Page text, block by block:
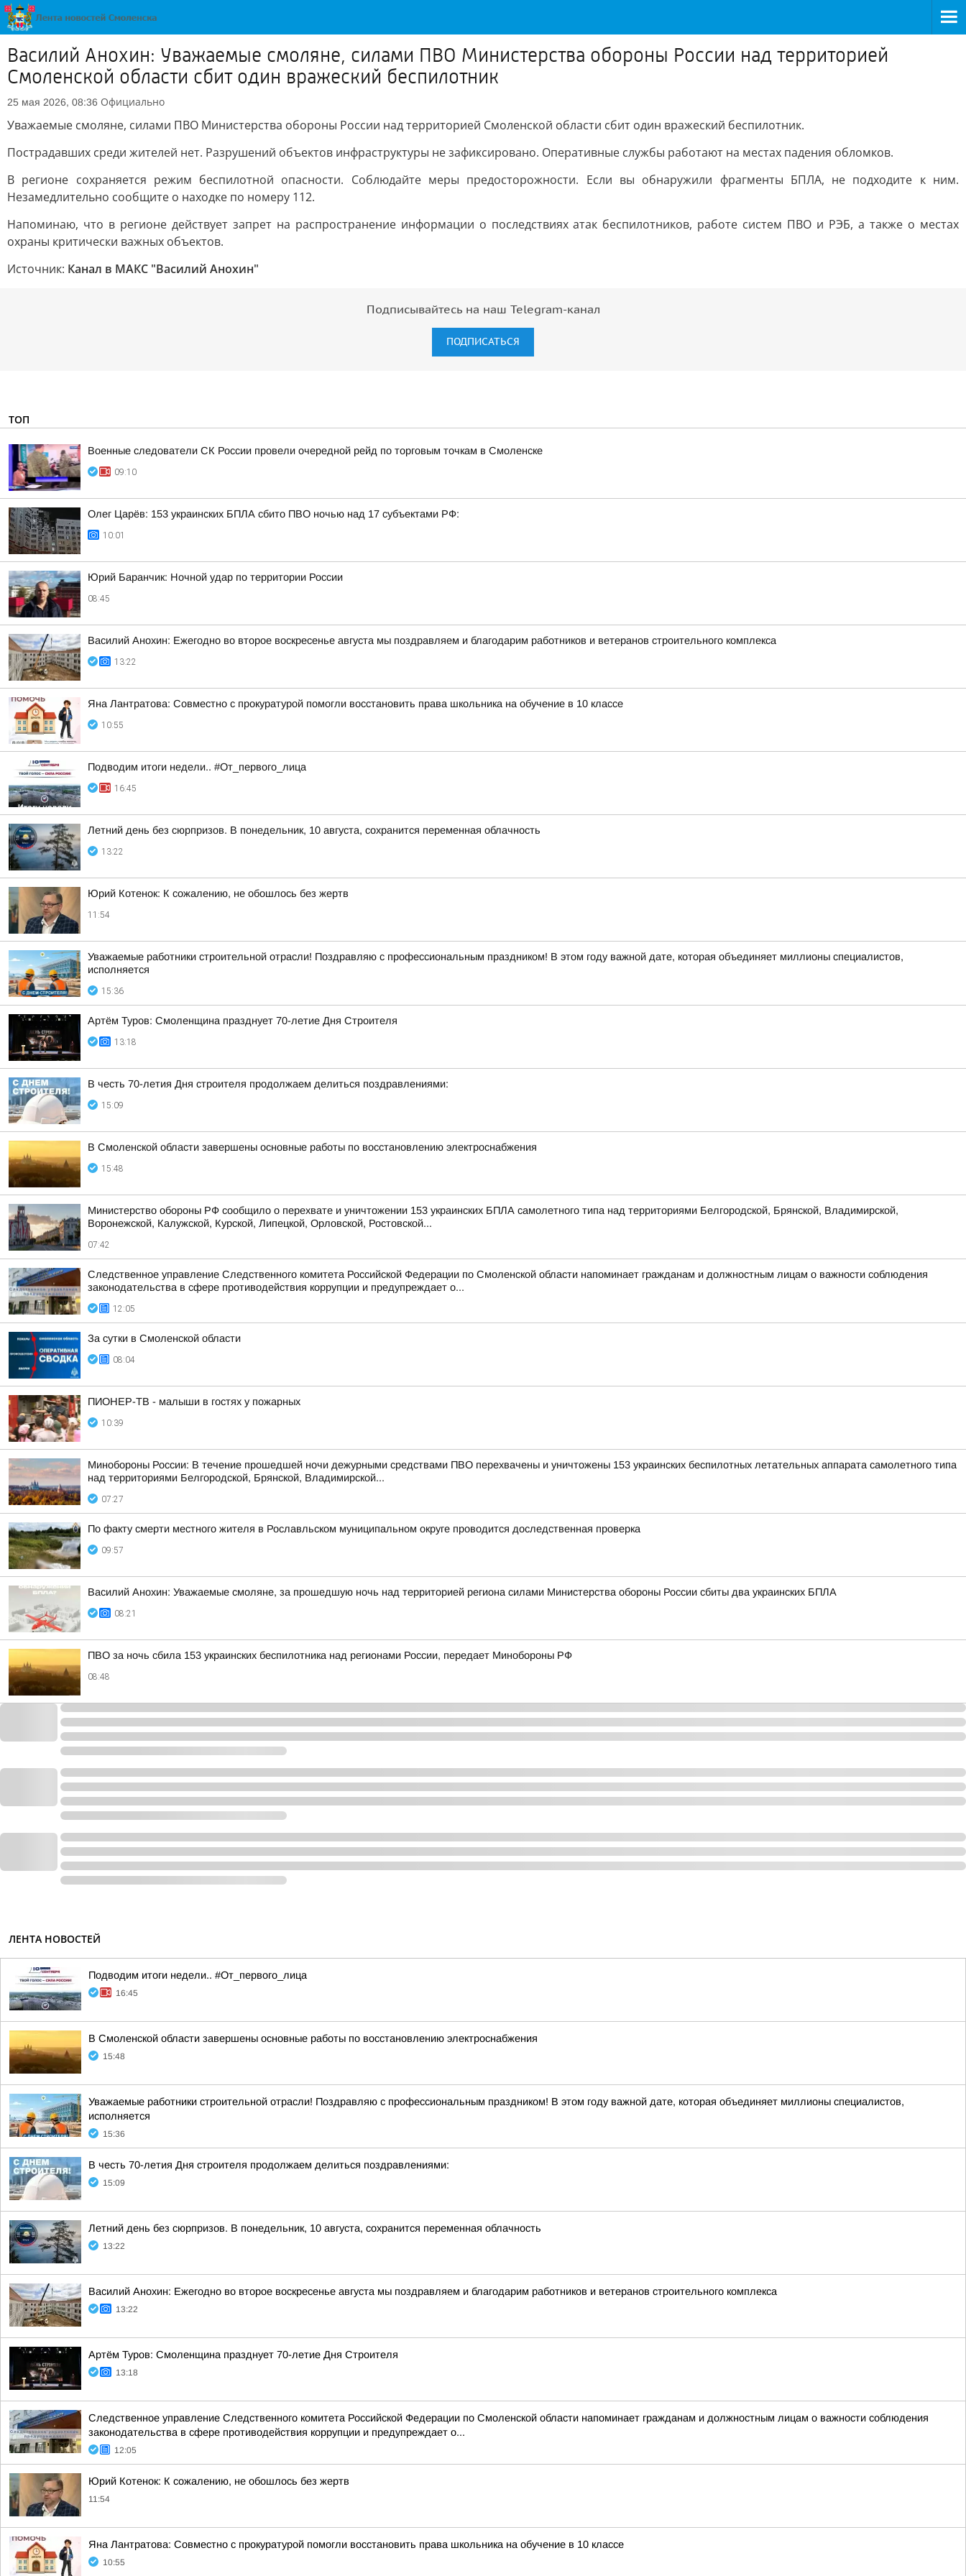
Василий Анохин: Уважаемые смоляне, силами ПВО Министерства обороны России над территорией
Смоленской области сбит один вражеский беспилотник
25 мая 2026, 08:36 Официально
Уважаемые смоляне, силами ПВО Министерства обороны России над территорией Смоленской области сбит один вражеский беспилотник.
Пострадавших среди жителей нет. Разрушений объектов инфраструктуры не зафиксировано. Оперативные службы работают на местах падения обломков.
В регионе сохраняется режим беспилотной опасности. Соблюдайте меры предосторожности. Если вы обнаружили фрагменты БПЛА, не подходите к ним.
Незамедлительно сообщите о находке по номеру 112.
Напоминаю, что в регионе действует запрет на распространение информации о последствиях атак беспилотников, работе систем ПВО и РЭБ, а также о местах
охраны критически важных объектов.
Источник: Канал в МАКС "Василий Анохин"
Подписывайтесь на наш Telegram-канал
ПОДПИСАТЬСЯ
ТОП
Военные следователи СК России провели очередной рейд по торговым точкам в Смоленске
09:10
Олег Царёв: 153 украинских БПЛА сбито ПВО ночью над 17 субъектами РФ:
10:01
Юрий Баранчик: Ночной удар по территории России
08:45
Василий Анохин: Ежегодно во второе воскресенье августа мы поздравляем и благодарим работников и ветеранов строительного комплекса
13:22
Яна Лантратова: Совместно с прокуратурой помогли восстановить права школьника на обучение в 10 классе
10:55
Подводим итоги недели.. #От_первого_лица
16:45
Летний день без сюрпризов. В понедельник, 10 августа, сохранится переменная облачность
13:22
Юрий Котенок: К сожалению, не обошлось без жертв
11:54
Уважаемые работники строительной отрасли! Поздравляю с профессиональным праздником! В этом году важной дате, которая объединяет миллионы специалистов,
исполняется
15:36
Артём Туров: Смоленщина празднует 70-летие Дня Строителя
13:18
В честь 70-летия Дня строителя продолжаем делиться поздравлениями:
15:09
В Смоленской области завершены основные работы по восстановлению электроснабжения
15:48
Министерство обороны РФ сообщило о перехвате и уничтожении 153 украинских БПЛА самолетного типа над территориями Белгородской, Брянской, Владимирской,
Воронежской, Калужской, Курской, Липецкой, Орловской, Ростовской...
07:42
Следственное управление Следственного комитета Российской Федерации по Смоленской области напоминает гражданам и должностным лицам о важности соблюдения
законодательства в сфере противодействия коррупции и предупреждает о...
12:05
За сутки в Смоленской области
08:04
ПИОНЕР-ТВ - малыши в гостях у пожарных
10:39
Минобороны России: В течение прошедшей ночи дежурными средствами ПВО перехвачены и уничтожены 153 украинских беспилотных летательных аппарата самолетного типа
над территориями Белгородской, Брянской, Владимирской...
07:27
По факту смерти местного жителя в Рославльском муниципальном округе проводится доследственная проверка
09:57
Василий Анохин: Уважаемые смоляне, за прошедшую ночь над территорией региона силами Министерства обороны России сбиты два украинских БПЛА
08:21
ПВО за ночь сбила 153 украинских беспилотника над регионами России, передает Минобороны РФ
08:48
ЛЕНТА НОВОСТЕЙ
Подводим итоги недели.. #От_первого_лица
16:45
В Смоленской области завершены основные работы по восстановлению электроснабжения
15:48
Уважаемые работники строительной отрасли! Поздравляю с профессиональным праздником! В этом году важной дате, которая объединяет миллионы специалистов,
исполняется
15:36
В честь 70-летия Дня строителя продолжаем делиться поздравлениями:
15:09
Летний день без сюрпризов. В понедельник, 10 августа, сохранится переменная облачность
13:22
Василий Анохин: Ежегодно во второе воскресенье августа мы поздравляем и благодарим работников и ветеранов строительного комплекса
13:22
Артём Туров: Смоленщина празднует 70-летие Дня Строителя
13:18
Следственное управление Следственного комитета Российской Федерации по Смоленской области напоминает гражданам и должностным лицам о важности соблюдения
законодательства в сфере противодействия коррупции и предупреждает о...
12:05
Юрий Котенок: К сожалению, не обошлось без жертв
11:54
Яна Лантратова: Совместно с прокуратурой помогли восстановить права школьника на обучение в 10 классе
10:55